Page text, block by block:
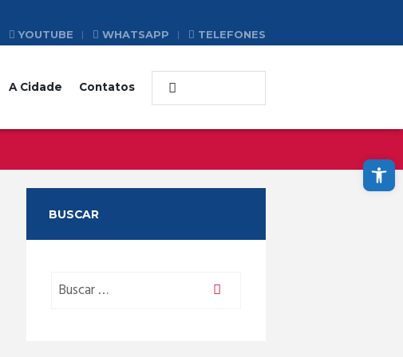
Abrir a barra de ferramentas
YOUTUBE WHATSAPP TELEFONES
A Cidade Contatos
BUSCAR